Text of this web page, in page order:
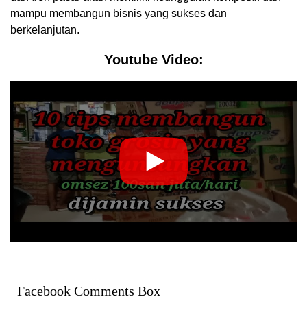
mampu membangun bisnis yang sukses dan
berkelanjutan.
Youtube Video:
Facebook Comments Box